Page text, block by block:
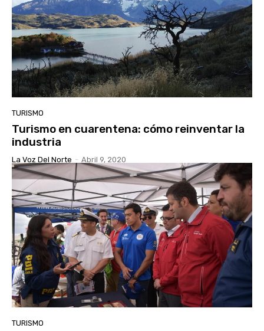
TURISMO
Turismo en cuarentena: cómo reinventar la
industria
La Voz Del Norte - Abril 9, 2020
TURISMO